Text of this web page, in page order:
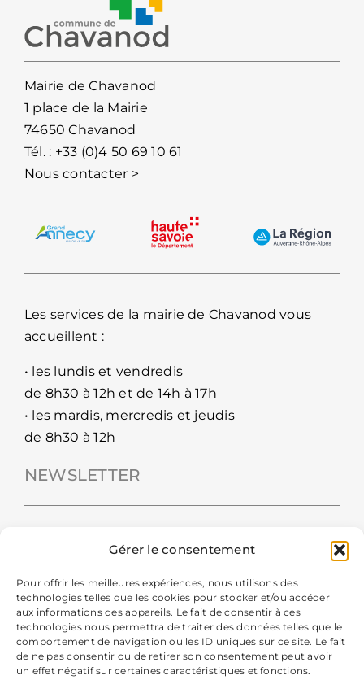
Gérer le consentement
Pour offrir les meilleures expériences, nous utilisons des
technologies telles que les cookies pour stocker et/ou accéder
aux informations des appareils. Le fait de consentir à ces
technologies nous permettra de traiter des données telles que le
comportement de navigation ou les ID uniques sur ce site. Le fait
de ne pas consentir ou de retirer son consentement peut avoir
un effet négatif sur certaines caractéristiques et fonctions.
Mairie de Chavanod
1 place de la Mairie
74650 Chavanod
Tél. : +33 (0)4 50 69 10 61
Nous contacter >
Les services de la mairie de Chavanod vous
accueillent :
• les lundis et vendredis
de 8h30 à 12h et de 14h à 17h
• les mardis, mercredis et jeudis
de 8h30 à 12h
NEWSLETTER